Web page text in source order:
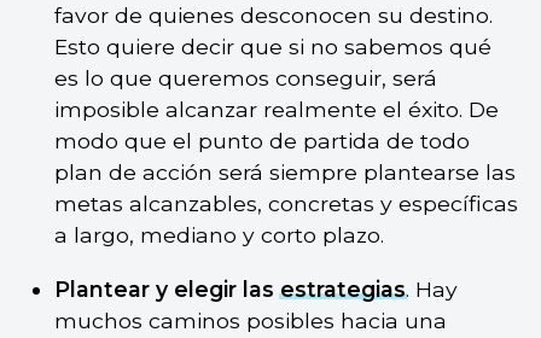
favor de quienes desconocen su destino.
Esto quiere decir que si no sabemos qué
es lo que queremos conseguir, será
imposible alcanzar realmente el éxito. De
modo que el punto de partida de todo
plan de acción será siempre plantearse las
metas alcanzables, concretas y específicas
a largo, mediano y corto plazo.
Plantear y elegir lasestrategias. Hay
muchos caminos posibles hacia una